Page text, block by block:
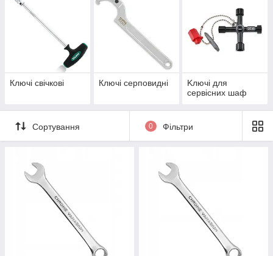
Ключі свічкові Ключі серповидні
Kлючі для
cepвіcниx шaф
Сортування 0 Фільтри